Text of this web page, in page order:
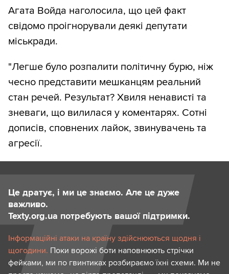
Агата Войда наголосила, що цей факт
свідомо проігнорували деякі депутати
міськради.
"Легше було розпалити політичну бурю, ніж
чесно представити мешканцям реальний
стан речей. Результат? Хвиля ненависті та
зневаги, що вилилася у коментарях. Сотні
дописів, сповнених лайок, звинувачень та
агресії.
Це дратує, і ми це знаємо. Але це дуже
важливо.
Texty.org.ua потребують вашої підтримки.
Інформаційні атаки на країну здійснюються щодня і
щогодини. Поки ворожі боти наповнюють стрічки
фейками, ми по гвинтиках розбираємо їхні схеми. Ми не